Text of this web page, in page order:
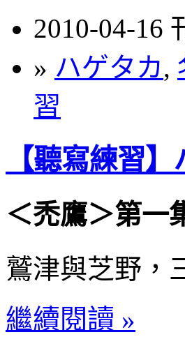
2010-04-16
» ハゲタカ,
習
【聽寫練習
＜禿鷹＞第一
鷲津與芝野，
繼續閱讀 »